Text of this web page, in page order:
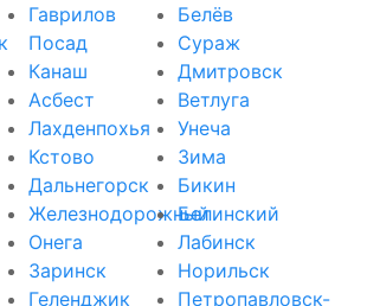
Гаврилов
Посад
Канаш
Асбест
Лахденпохья
Кстово
Дальнегорск
Железнодорожный
Онега
Заринск
Геленджик
Белёв
Сураж
Дмитровск
Ветлуга
Унеча
Зима
Бикин
Белинский
Лабинск
Норильск
Петропавловск-